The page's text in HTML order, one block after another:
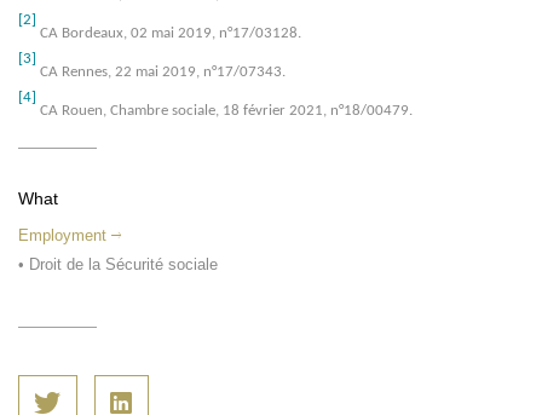
[2]
CA Bordeaux, 02 mai 2019, n°17/03128.
[3]
CA Rennes, 22 mai 2019, n°17/07343.
[4]
CA Rouen, Chambre sociale, 18 février 2021, n°18/00479.
What
Employment
• Droit de la Sécurité sociale